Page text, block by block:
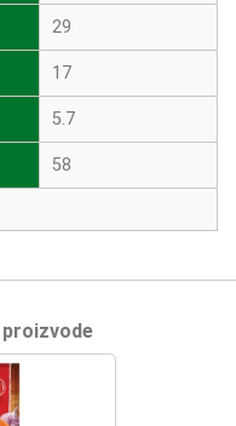
29
17
5.7
58